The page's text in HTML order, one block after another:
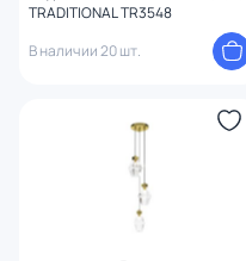
TRADITIONAL TR3548
В наличии 20 шт.